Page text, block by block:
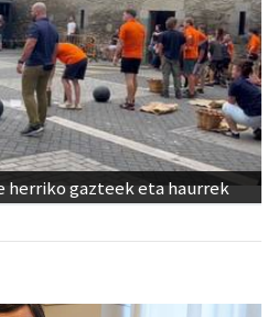
gazteek eta haurrek